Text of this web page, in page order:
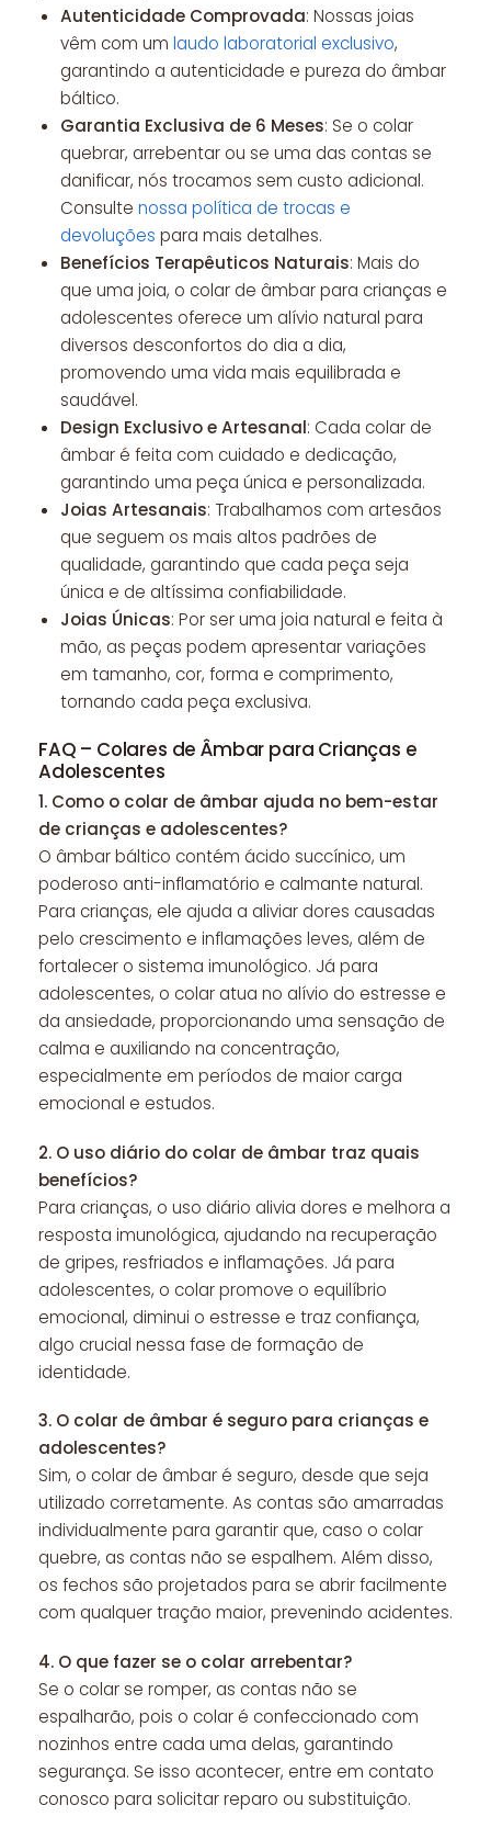
Autenticidade Comprovada: Nossas joias
vêm com um laudo laboratorial exclusivo,
garantindo a autenticidade e pureza do âmbar
báltico.
Garantia Exclusiva de 6 Meses: Se o colar
quebrar, arrebentar ou se uma das contas se
danificar, nós trocamos sem custo adicional.
Consulte nossa política de trocas e
devoluções para mais detalhes.
Benefícios Terapêuticos Naturais: Mais do
que uma joia, o colar de âmbar para crianças e
adolescentes oferece um alívio natural para
diversos desconfortos do dia a dia,
promovendo uma vida mais equilibrada e
saudável.
Design Exclusivo e Artesanal: Cada colar de
âmbar é feita com cuidado e dedicação,
garantindo uma peça única e personalizada.
Joias Artesanais: Trabalhamos com artesãos
que seguem os mais altos padrões de
qualidade, garantindo que cada peça seja
única e de altíssima confiabilidade.
Joias Únicas: Por ser uma joia natural e feita à
mão, as peças podem apresentar variações
em tamanho, cor, forma e comprimento,
tornando cada peça exclusiva.
FAQ – Colares de Âmbar para Crianças e
Adolescentes
1. Como o colar de âmbar ajuda no bem-estar
de crianças e adolescentes?
O âmbar báltico contém ácido succínico, um
poderoso anti-inflamatório e calmante natural.
Para crianças, ele ajuda a aliviar dores causadas
pelo crescimento e inflamações leves, além de
fortalecer o sistema imunológico. Já para
adolescentes, o colar atua no alívio do estresse e
da ansiedade, proporcionando uma sensação de
calma e auxiliando na concentração,
especialmente em períodos de maior carga
emocional e estudos.
2. O uso diário do colar de âmbar traz quais
benefícios?
Para crianças, o uso diário alivia dores e melhora a
resposta imunológica, ajudando na recuperação
de gripes, resfriados e inflamações. Já para
adolescentes, o colar promove o equilíbrio
emocional, diminui o estresse e traz confiança,
algo crucial nessa fase de formação de
identidade.
3. O colar de âmbar é seguro para crianças e
adolescentes?
Sim, o colar de âmbar é seguro, desde que seja
utilizado corretamente. As contas são amarradas
individualmente para garantir que, caso o colar
quebre, as contas não se espalhem. Além disso,
os fechos são projetados para se abrir facilmente
com qualquer tração maior, prevenindo acidentes.
4. O que fazer se o colar arrebentar?
Se o colar se romper, as contas não se
espalharão, pois o colar é confeccionado com
nozinhos entre cada uma delas, garantindo
segurança. Se isso acontecer, entre em contato
conosco para solicitar reparo ou substituição.